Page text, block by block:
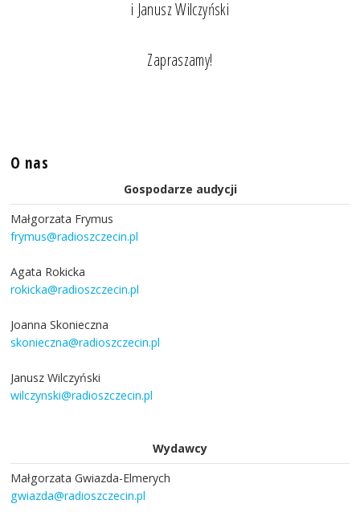
i Janusz Wilczyński
Zapraszamy!
O nas
Gospodarze audycji
Małgorzata Frymus
frymus@radioszczecin.pl
Agata Rokicka
rokicka@radioszczecin.pl
Joanna Skonieczna
skonieczna@radioszczecin.pl
Janusz Wilczyński
wilczynski@radioszczecin.pl
Wydawcy
Małgorzata Gwiazda-Elmerych
gwiazda@radioszczecin.pl